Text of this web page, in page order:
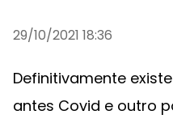
29/10/2021 18:36
Definitivamente
antes Covid e outro